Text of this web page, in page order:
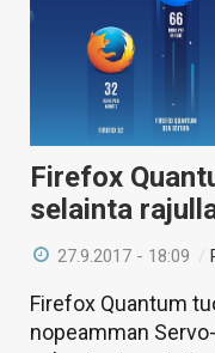
Firefox
selainta
27.9.2017 - 18:09 /
Firefox Quantum
nopeamman